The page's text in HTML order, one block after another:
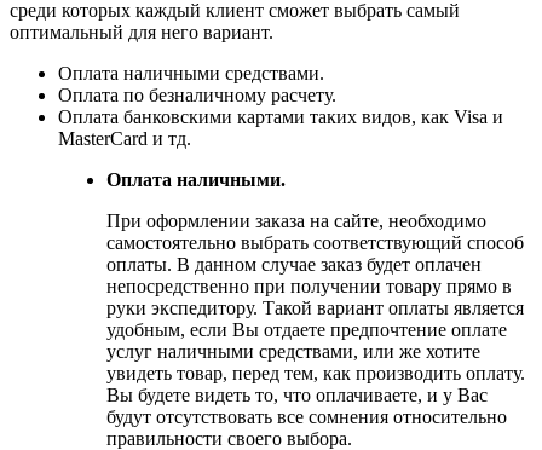
среди которых каждый клиент сможет выбрать самый
оптимальный для него вариант.
Оплата наличными средствами.
Оплата по безналичному расчету.
Оплата банковскими картами таких видов, как Visa и
MasterCard и тд.
Оплата наличными.
При оформлении заказа на сайте, необходимо
самостоятельно выбрать соответствующий способ
оплаты. В данном случае заказ будет оплачен
непосредственно при получении товару прямо в
руки экспедитору. Такой вариант оплаты является
удобным, если Вы отдаете предпочтение оплате
услуг наличными средствами, или же хотите
увидеть товар, перед тем, как производить оплату.
Вы будете видеть то, что оплачиваете, и у Вас
будут отсутствовать все сомнения относительно
правильности своего выбора.